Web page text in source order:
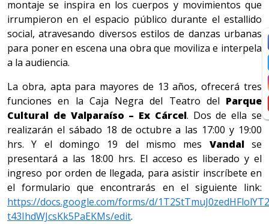
montaje se inspira en los cuerpos y movimientos que
irrumpieron en el espacio público durante el estallido
social, atravesando diversos estilos de danzas urbanas
para poner en escena una obra que moviliza e interpela
a la audiencia.
La obra, apta para mayores de 13 años, ofrecerá tres
funciones en la Caja Negra del Teatro del Parque
Cultural de Valparaíso – Ex Cárcel. Dos de ella se
realizarán el sábado 18 de octubre a las 17:00 y 19:00
hrs. Y el domingo 19 del mismo mes Vandalse
presentará a las 18:00 hrs. El acceso es liberado y el
ingreso por orden de llegada, para asistir inscríbete en
el formulario que encontrarás en el siguiente link:
https://docs.google.com/forms/d/
t43IhdWJcsKk5PaEKMs/edit.